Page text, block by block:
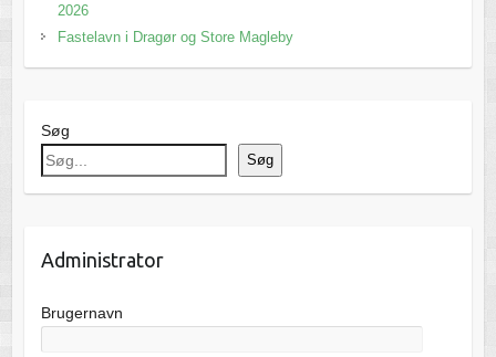
2026
Fastelavn i Dragør og Store Magleby
Søg
Søg
Administrator
Brugernavn